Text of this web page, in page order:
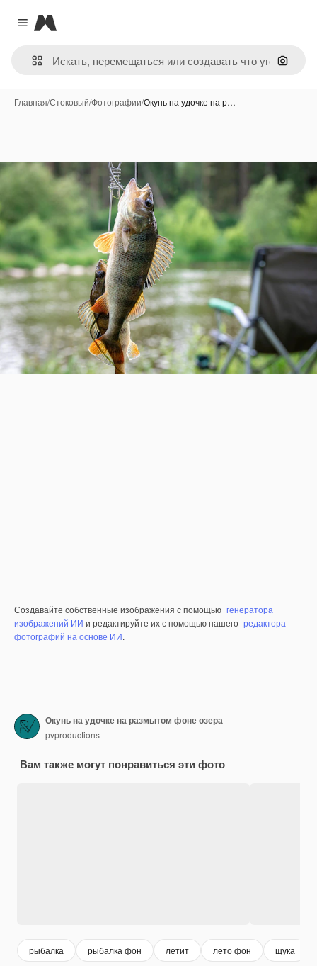
Close menu
Magnific
Поиск
Главная/Стоковый/Фотографии/Окунь на удочке на р…
Создавайте собственные изображения с помощью генератора
изображений ИИ и редактируйте их с помощью нашего редактора
фотографий на основе ИИ.
Окунь на удочке на размытом фоне озера
pvproductions
Вам также могут понравиться эти фото
рыбалка рыбалка фон летит лето фон щука